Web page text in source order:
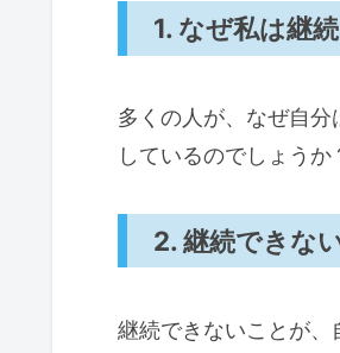
1. なぜ私は継
多くの人が、なぜ自
しているのでしょうか
2. 継続できな
継続できないことが